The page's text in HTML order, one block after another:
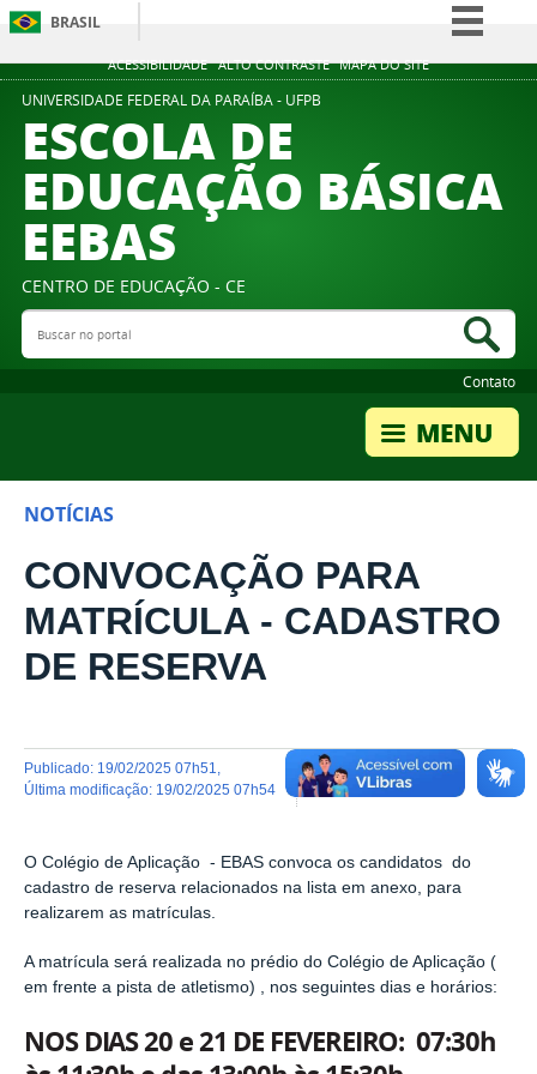
ACESSIBILIDADE ALTO CONTRASTE MAPA DO SITE
BRASIL
Simplifique!
Acesso à informação
Legislação
UNIVERSIDADE FEDERAL DA PARAÍBA - UFPB
ESCOLA DE
EDUCAÇÃO BÁSICA
EEBAS
CENTRO DE EDUCAÇÃO - CE
Buscar no portal
Contato
NOTÍCIAS
CONVOCAÇÃO PARA
MATRÍCULA - CADASTRO
DE RESERVA
publicado: 19/02/2025 07h51
última modificação: 19/02/2025 07h54
O Colégio de Aplicação - EBAS convoca os candidatos do
cadastro de reserva relacionados na lista em anexo, para
realizarem as matrículas.
A matrícula será realizada no prédio do Colégio de Aplicação (
em frente a pista de atletismo) , nos seguintes dias e horários:
NOS DIAS 20 e 21 DE FEVEREIRO: 07:30h